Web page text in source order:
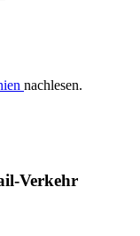
nachlesen.
Verkehr